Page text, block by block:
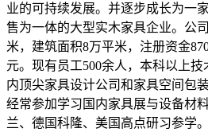
业的可持续发展。并逐步成长为一
售为一体的大型实木家具企业。公
米，建筑面积8万平米，注册资金
元。现有员工500余人，本科以上技
内顶尖家具设计公司和家具空间包
经常参加学习国内家具展与设备材
兰、德国科隆、美国高点研习参学。